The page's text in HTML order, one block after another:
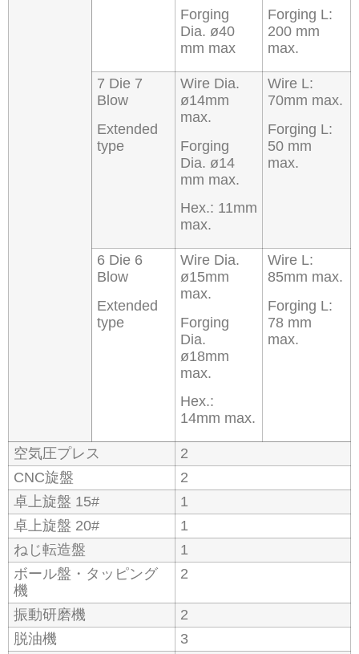
Forging
Dia. ø40
mm max
Forging L:
200 mm
max.
7 Die 7
Blow
Extended
type
Wire Dia.
ø14mm
max.
Forging
Dia. ø14
mm max.
Hex.: 11mm
max.
Wire L:
70mm max.
Forging L:
50 mm
max.
6 Die 6
Blow
Extended
type
Wire Dia.
ø15mm
max.
Forging
Dia.
ø18mm
max.
Hex.:
14mm max.
Wire L:
85mm max.
Forging L:
78 mm
max.
空気圧プレス
2
CNC旋盤
2
卓上旋盤 15#
1
卓上旋盤 20#
1
ねじ転造盤
1
ボール盤・タッピング
機
2
振動研磨機
2
脱油機
3